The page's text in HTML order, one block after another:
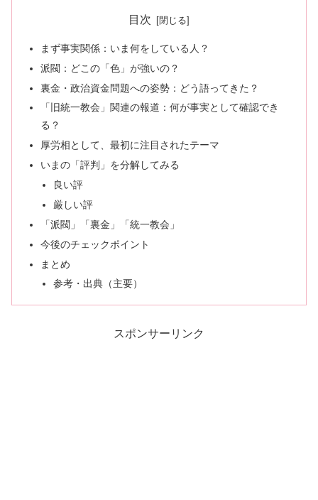
目次
まず事実関係：いま何をしている人？
派閥：どこの「色」が強いの？
裏金・政治資金問題への姿勢：どう語ってきた？
「旧統一教会」関連の報道：何が事実として確認でき
る？
厚労相として、最初に注目されたテーマ
いまの「評判」を分解してみる
良い評
厳しい評
「派閥」「裏金」「統一教会」
今後のチェックポイント
まとめ
参考・出典（主要）
スポンサーリンク